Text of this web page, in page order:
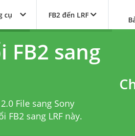
cụ FB2 đến LRF
sang
File sang Sony
FB2 sang LRFnày.